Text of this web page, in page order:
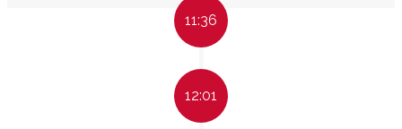
11:36
12:01